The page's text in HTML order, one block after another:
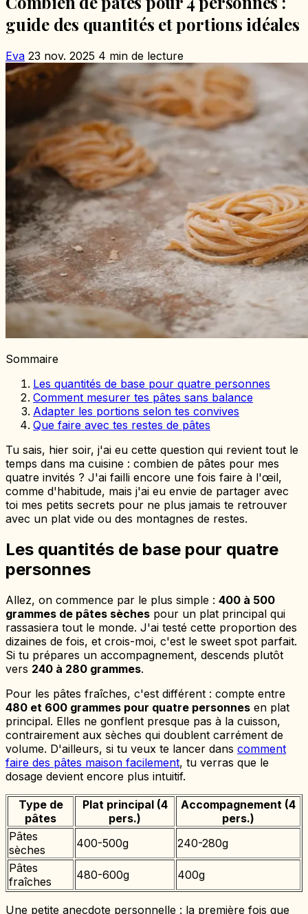
guide des quantités et portions idéales
Eva 23 nov. 2025 4 min de lecture
Sommaire
Les quantités de base pour quatre personnes
Comment mesurer tes pâtes sans balance
Adapter les portions selon tes convives
Que faire avec tes restes de pâtes
Tu sais, hier soir, j'ai eu cette question qui revient tout le
temps dans ma cuisine : combien de pâtes pour mes
quatre invités ? J'ai failli encore une fois faire à l'œil,
comme d'habitude, mais j'ai eu envie de partager avec
toi mes petits secrets pour ne plus jamais te retrouver
avec un plat vide ou des montagnes de restes.
Les quantités de base pour quatre
personnes
Allez, on commence par le plus simple : 400 à 500
grammes de pâtes sèches pour un plat principal qui
rassasiera tout le monde. J'ai testé cette proportion des
dizaines de fois, et crois-moi, c'est le sweet spot parfait.
Si tu prépares un accompagnement, descends plutôt
vers 240 à 280 grammes.
Pour les pâtes fraîches, c'est différent : compte entre
480 et 600 grammes pour quatre personnes en plat
principal. Elles ne gonflent presque pas à la cuisson,
contrairement aux sèches qui doublent carrément de
volume. D'ailleurs, si tu veux te lancer dans comment
faire des pâtes maison facilement, tu verras que le
dosage devient encore plus intuitif.
Type de
pâtes
Plat principal (4
pers.)
Accompagnement (4
pers.)
Pâtes
sèches
400-500g
240-280g
Pâtes
fraîches
480-600g 400g
Une petite anecdote personnelle : la première fois que